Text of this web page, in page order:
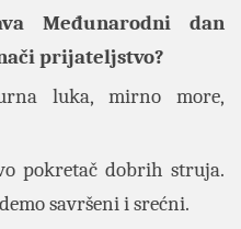
Međunarodni dan
prijateljstvo?
luka, mirno more,
pokretač dobrih struja.
savršeni i srećni.